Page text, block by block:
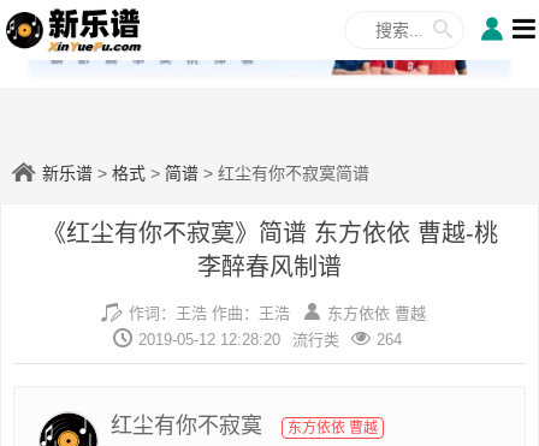
✕
新乐谱 > 格式 > 简谱 > 红尘有你不寂寞简谱
《红尘有你不寂寞》简谱 东方依依 曹越-桃
李醉春风制谱
作词：王浩 作曲：王浩
东方依依 曹越
2019-05-12 12:28:20
流行类 264
红尘有你不寂寞 东方依依 曹越